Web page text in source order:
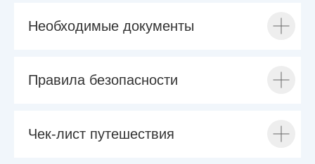
Необходимые документы
Правила безопасности
Чек-лист путешествия